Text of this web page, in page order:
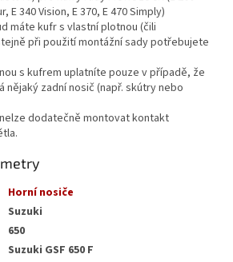
E 340 Vision, E 370, E 470 Simply)
máte kufr s vlastní plotnou (čili
při použití montážní sady potřebujete
s kufrem uplatníte pouze v případě, že
nějaký zadní nosič (např. skútry nebo
dodatečně montovat kontakt
Horní nosiče
Suzuki
650
Suzuki GSF 650 F